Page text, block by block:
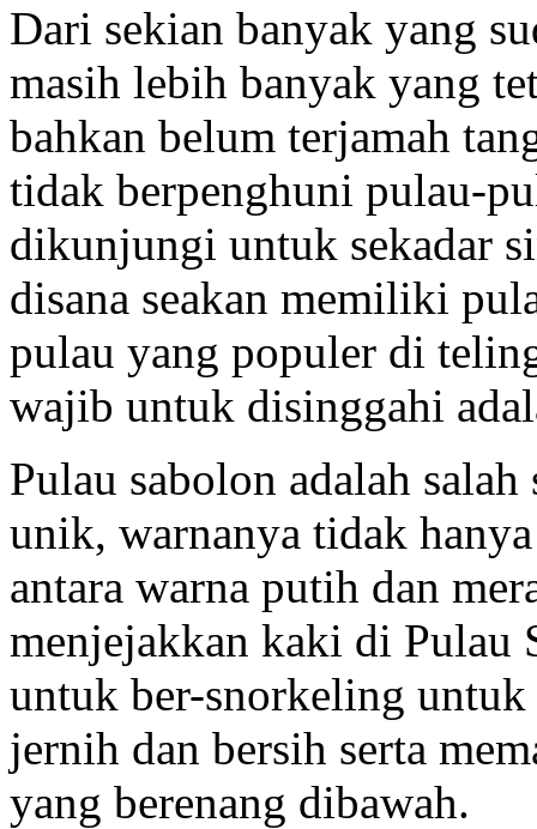
Dari sekian banyak yang
masih lebih banyak yang
bahkan belum terjamah
tidak berpenghuni pulau-
dikunjungi untuk sekadar
disana seakan memiliki
pulau yang populer di
wajib untuk disinggahi
Pulau sabolon adalah
unik, warnanya tidak
antara warna putih dan
menjejakkan kaki di Pulau
untuk ber-snorkeling
jernih dan bersih serta
yang berenang dibawah.